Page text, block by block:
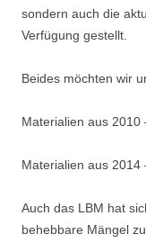
sondern auch die
Verfügung gestellt.
Beides möchten wir
Materialien aus 2010
Materialien aus 2014
Auch das LBM hat
behebbare Mängel